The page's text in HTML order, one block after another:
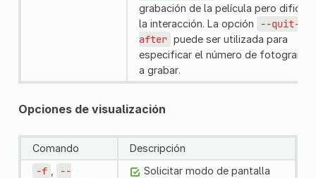
grabación de la película pero
la interacción. La opción
--quit-
after puede ser utilizada para
especificar el número de
a grabar.
Opciones de visualización
Comando Descripción
-f
--
Solicitar modo de pantalla